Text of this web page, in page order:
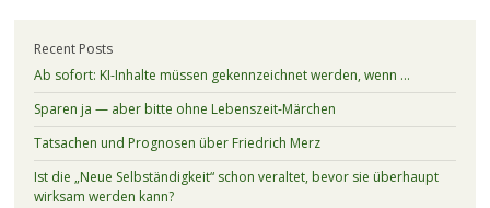
Recent Posts
Ab sofort: KI-Inhalte müssen gekennzeichnet werden, wenn …
Sparen ja — aber bitte ohne Lebenszeit-Märchen
Tatsachen und Prognosen über Friedrich Merz
Ist die „Neue Selbständigkeit“ schon veraltet, bevor sie überhaupt
wirksam werden kann?